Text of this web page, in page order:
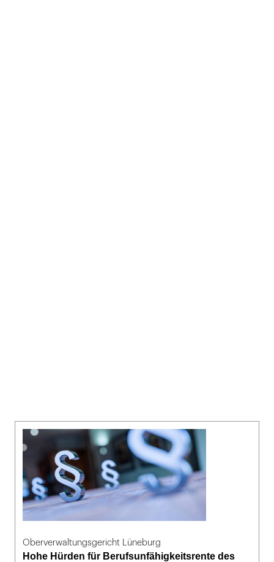
Oberverwaltungsgericht Lüneburg
Hohe Hürden für Berufsunfähigkeitsrente des